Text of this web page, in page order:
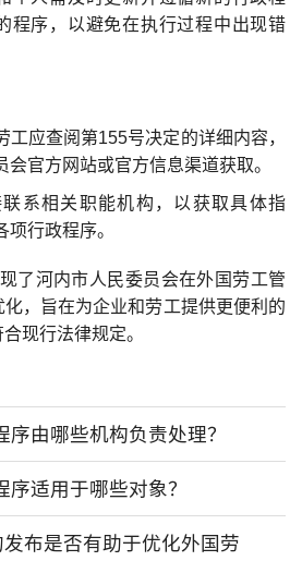
程序，以避免在执行过程中出现错
工应查阅第155号决定的详细内容，
官方网站或官方信息渠道获取。
系相关职能机构，以获取具体指
行政程序。
了河内市人民委员会在外国劳工管
，旨在为企业和劳工提供更便利的
现行法律规定。
序由哪些机构负责处理？
序适用于哪些对象？
布是否有助于优化外国劳